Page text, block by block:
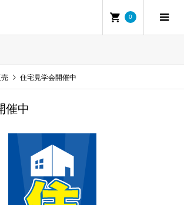
0
住宅見学会開催中
催中